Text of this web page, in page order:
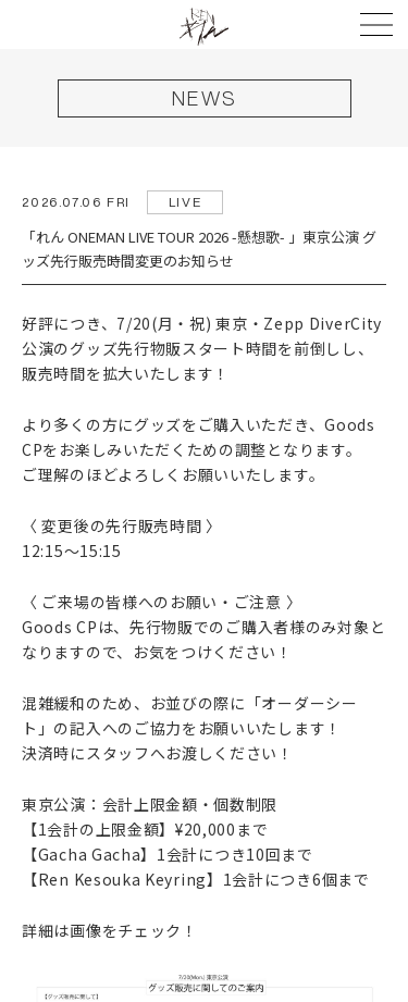
NEWS
2026.07.06 FRI LIVE
「れん ONEMAN LIVE TOUR 2026 -懸想歌- 」東京公演 グ
ッズ先行販売時間変更のお知らせ
好評につき、7/20(月・祝) 東京・Zepp DiverCity
公演のグッズ先行物販スタート時間を前倒しし、
販売時間を拡大いたします！
より多くの方にグッズをご購入いただき、Goods
CPをお楽しみいただくための調整となります。
ご理解のほどよろしくお願いいたします。
〈 変更後の先行販売時間 〉
12:15〜15:15
〈 ご来場の皆様へのお願い・ご注意 〉
Goods CPは、先行物販でのご購入者様のみ対象と
なりますので、お気をつけください！
混雑緩和のため、お並びの際に「オーダーシー
ト」の記入へのご協力をお願いいたします！
決済時にスタッフへお渡しください！
東京公演：会計上限金額・個数制限
【1会計の上限金額】¥20,000まで
【Gacha Gacha】1会計につき10回まで
【Ren Kesouka Keyring】1会計につき6個まで
詳細は画像をチェック！